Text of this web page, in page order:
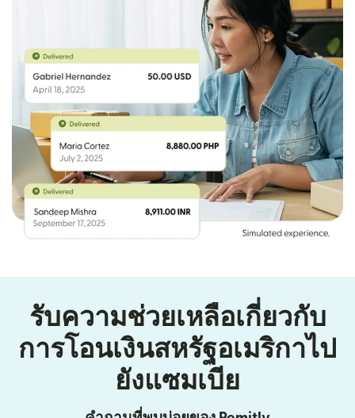
รับความช่วยเหลือเกี่ยวกับ
การโอนเงินสหรัฐอเมริกาไป
ยังแซมเบีย